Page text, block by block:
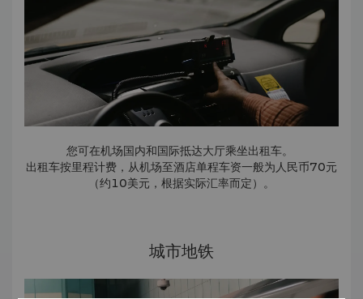
您可在机场国内和国际抵达大厅乘坐出租车。
出租车按里程计费，从机场至酒店单程车资一般为人民币70元
（约10美元，根据实际汇率而定）。
城市地铁